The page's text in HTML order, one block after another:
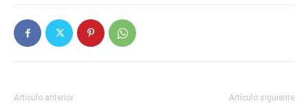
Artículo anterior Artículo siguiente